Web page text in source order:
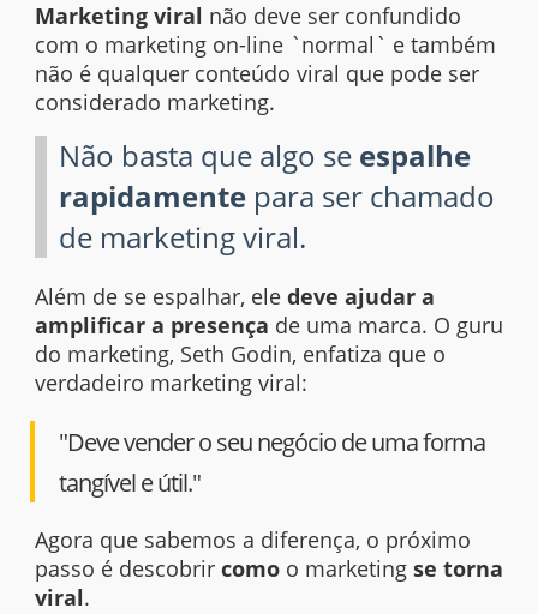
Marketing viral não deve ser confundido
com o marketing on-line `normal` e também
não é qualquer conteúdo viral que pode ser
considerado marketing.
Não basta que algo se espalhe
rapidamente para ser chamado
de marketing viral.
Além de se espalhar, eledeve ajudar a
amplificar a presença de uma marca. O guru
do marketing, Seth Godin, enfatiza que o
verdadeiro marketing viral:
"Deve vender o seu negócio de uma forma
tangível e útil."
Agora que sabemos a diferença, o próximo
passo é descobrircomo o marketing se torna
viral.